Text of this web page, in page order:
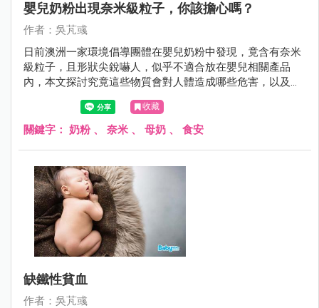
嬰兒奶粉出現奈米級粒子，你該擔心嗎？
作者：吳芃彧
日前澳洲一家環境倡導團體在嬰兒奶粉中發現，竟含有奈米
級粒子，且形狀尖銳嚇人，似乎不適合放在嬰兒相關產品
內，本文探討究竟這些物質會對人體造成哪些危害，以及如
何預防這些食安問題。
收藏
關鍵字： 奶粉、 奈米 、 母奶 、 食安
缺鐵性貧血
作者：吳芃彧